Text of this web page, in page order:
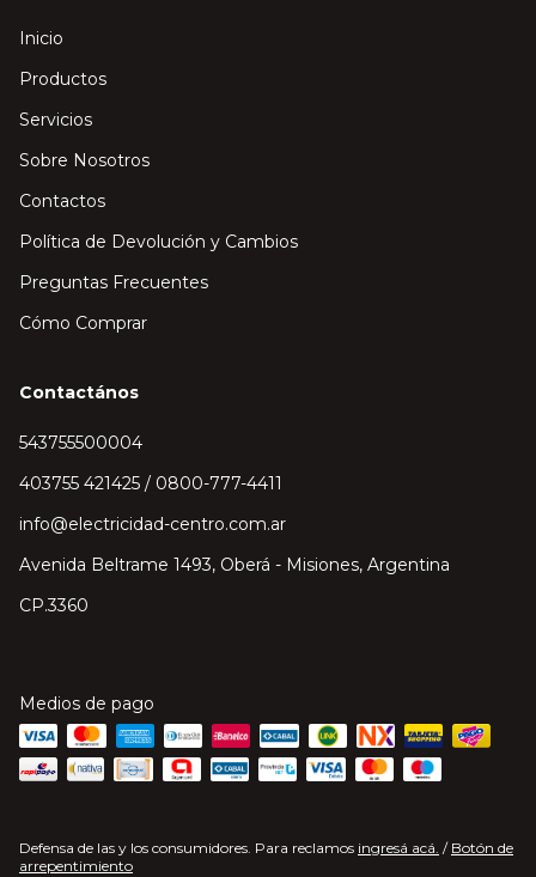
Inicio
Productos
Servicios
Sobre Nosotros
Contactos
Política de Devolución y Cambios
Preguntas Frecuentes
Cómo Comprar
Contactános
543755500004
403755 421425 / 0800-777-4411
info@electricidad-centro.com.ar
Avenida Beltrame 1493, Oberá - Misiones, Argentina
CP.3360
Medios de pago
Defensa de las y los consumidores. Para reclamos ingresá acá. / Botón de
arrepentimiento